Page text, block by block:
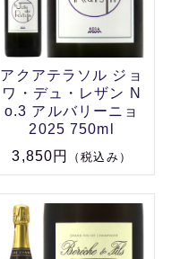
アクアテラソル ジョ
ワ・デュ・レザン N
o.3 アルバリーニョ
2025 750ml
3,850円
（税込み）